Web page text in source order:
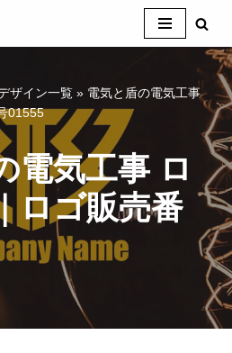
ザイン一覧 » 電気と盾の電気工事
01555
電気工事 ロ
ロゴ販売番